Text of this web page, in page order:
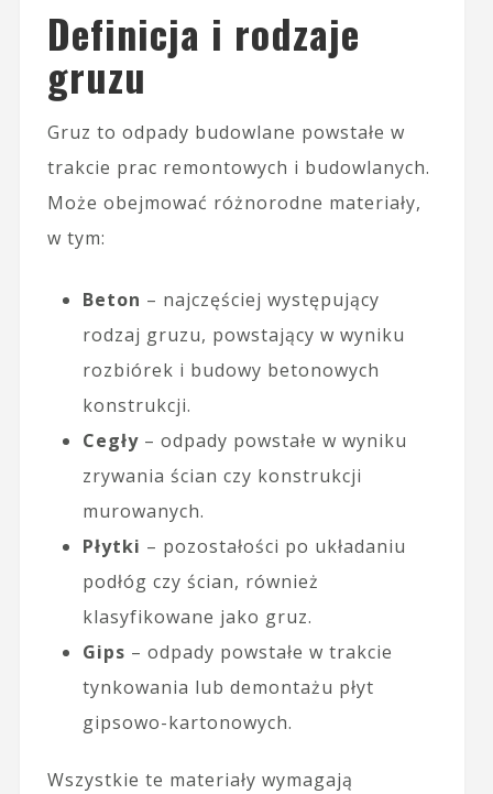
Definicja i rodzaje
gruzu
Gruz to odpady budowlane powstałe w
trakcie prac remontowych i budowlanych.
Może obejmować różnorodne materiały,
w tym:
Beton – najczęściej występujący
rodzaj gruzu, powstający w wyniku
rozbiórek i budowy betonowych
konstrukcji.
Cegły– odpady powstałe w wyniku
zrywania ścian czy konstrukcji
murowanych.
Płytki – pozostałości po układaniu
podłóg czy ścian, również
klasyfikowane jako gruz.
Gips – odpady powstałe w trakcie
tynkowania lub demontażu płyt
gipsowo-kartonowych.
Wszystkie te materiały wymagają